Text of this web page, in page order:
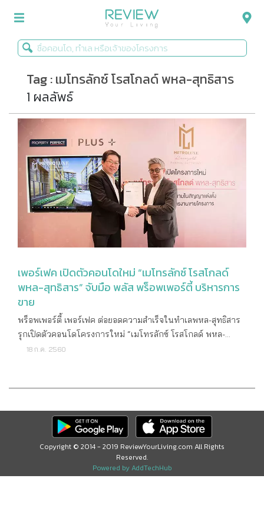
รีวิวคอนโด
รีวิวบ้าน
รีวิวทาวน์โฮม
Life+Style
Infographic
ข่าวโปรโมชั่น
Tag : เมโทรลักซ์ โรสโกลด์ พหล-สุทธิสาร
1 ผลลัพธ์
เพอร์เฟค เปิดตัวคอนโดใหม่ “เมโทรลักซ์ โรสโกลด์
พหล-สุทธิสาร” จับมือ พลัส พร็อพเพอร์ตี้ บริหารการ
ขาย
พร็อพเพอร์ตี้ เพอร์เฟค ต่อยอดความสำเร็จในทำเลพหล-สุทธิสาร
รุกเปิดตัวคอนโดโครงการใหม่ “เมโทรลักซ์ โรสโกลด์ พหล-
สุทธิสาร” จับมือ “พลัส พร็อพเพอร์ตี้” ให้เป็นผู้บริหารการขาย เพื่อ
กระตุ้นยอดขายไตรมาส 3 ด้วยแคมเปญ “แพ็คคู่สุดคุ้ม" นายวงศก
อร์เฟค จำกัด (มหาชน) เปิดเผยว่า ใน ไตรมาส 3 นี้ บริษัทฯ ได้
เดินหน้าเปิดตัวคอนโดมิเนียมโครงการใหม่ตามแผนที่วางไว้
ได้แก่ โครงการ เมโทรลักซ์ โรสโกลด์ พหล-สุทธิสาร หลังประสบ
ความสำเร็จจากการเปิดการขายคอนโดมิเนียมในทำเลสุทธิสาร
ซึ่งได้รับการตอบรับอย่างดี จึงได้ต่อยอดด้วยการเปิดโครงการต่อ
18 ก.ค. 2560
Copyright © 2014 - 2019 ReviewYourLiving.com All Rights
Reserved.
Powered by AddTechHub